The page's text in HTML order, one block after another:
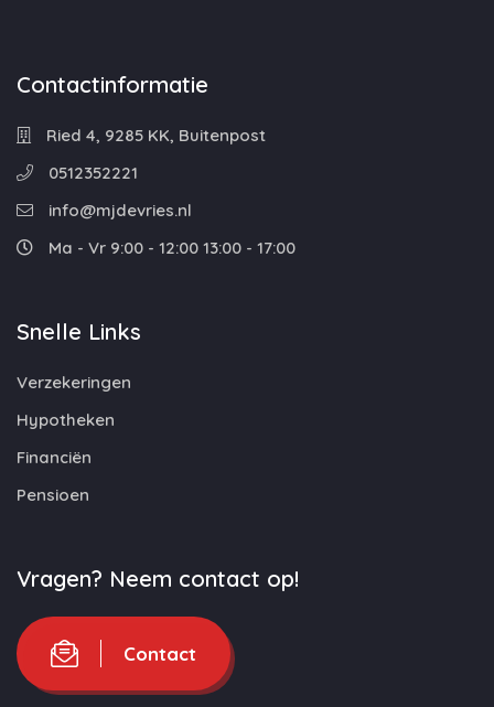
Contactinformatie
Ried 4, 9285 KK, Buitenpost
0512352221
info@mjdevries.nl
Ma - Vr 9:00 - 12:00 13:00 - 17:00
Snelle Links
Verzekeringen
Hypotheken
Financiën
Pensioen
Vragen? Neem contact op!
Contact